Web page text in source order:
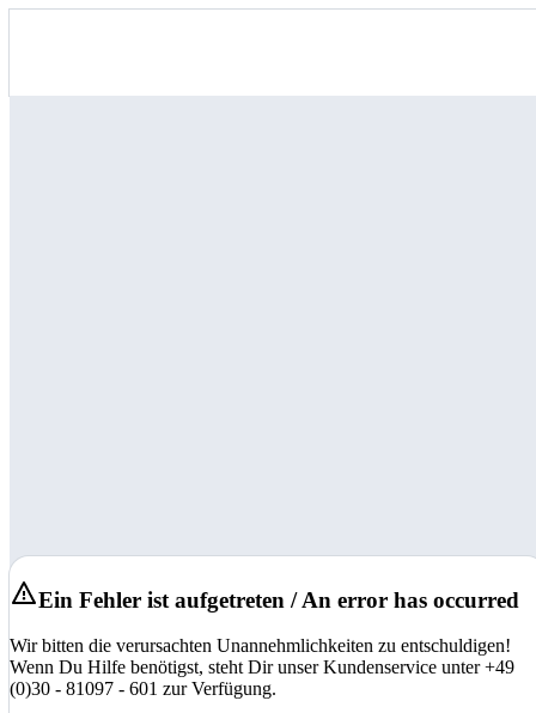
Ein Fehler ist aufgetreten / An error has occurred
Wir bitten die verursachten Unannehmlichkeiten zu entschuldigen!
Wenn Du Hilfe benötigst, steht Dir unser Kundenservice unter +49
(0)30 - 81097 - 601 zur Verfügung.